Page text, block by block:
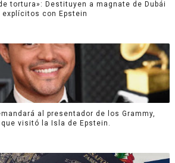
tortura»: Destituyen a magnate de Dubái
con Epstein
al presentador de los Grammy,
visitó la Isla de Epstein.